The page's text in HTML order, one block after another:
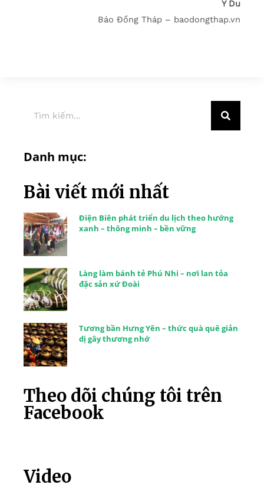
Y Du
Báo Đồng Tháp – baodongthap.vn
Danh mục:
Bài viết mới nhất
Điện Biên phát triển du lịch theo hướng
xanh – thông minh – bền vững
Làng làm bánh tẻ Phú Nhi – nơi lan tỏa
đặc sản xứ Đoài
Tương bần Hưng Yên – thức quà quê giản
dị gây thương nhớ
Theo dõi chúng tôi trên
Facebook
Video